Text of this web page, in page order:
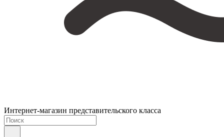
Интернет-магазин представительского класса